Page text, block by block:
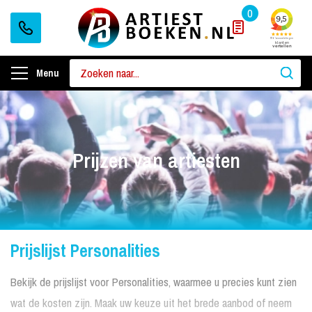
0
Menu
Prijzen van artiesten
Prijslijst Personalities
Bekijk de prijslijst voor Personalities, waarmee u precies kunt zien
wat de kosten zijn. Maak uw keuze uit het brede aanbod of neem